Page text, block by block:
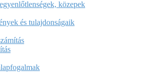
közepek
és tulajdonságaik